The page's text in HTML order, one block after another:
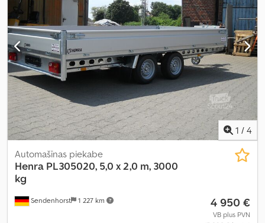
1 / 4
Sendenhorst 1 227 km
Automašīnas piekabe
Henra PL305020, 5,0 x 2,0 m, 3000
kg
4 950 €
VB plus PVN